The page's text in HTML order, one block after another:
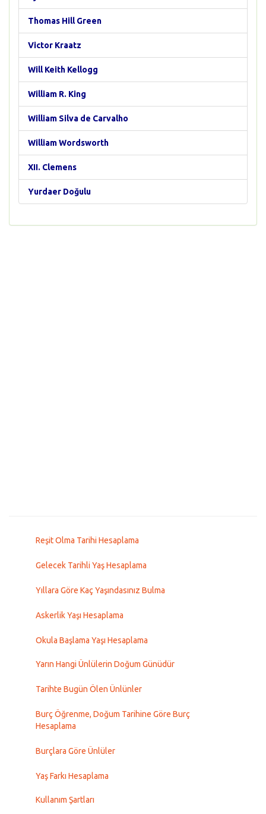
Thomas Hill Green
Victor Kraatz
Will Keith Kellogg
William R. King
William Silva de Carvalho
William Wordsworth
XII. Clemens
Yurdaer Doğulu
Reşit Olma Tarihi Hesaplama
Gelecek Tarihli Yaş Hesaplama
Yıllara Göre Kaç Yaşındasınız Bulma
Askerlik Yaşı Hesaplama
Okula Başlama Yaşı Hesaplama
Yarın Hangi Ünlülerin Doğum Günüdür
Tarihte Bugün Ölen Ünlünler
Burç Öğrenme, Doğum Tarihine Göre Burç
Hesaplama
Burçlara Göre Ünlüler
Yaş Farkı Hesaplama
Kullanım Şartları